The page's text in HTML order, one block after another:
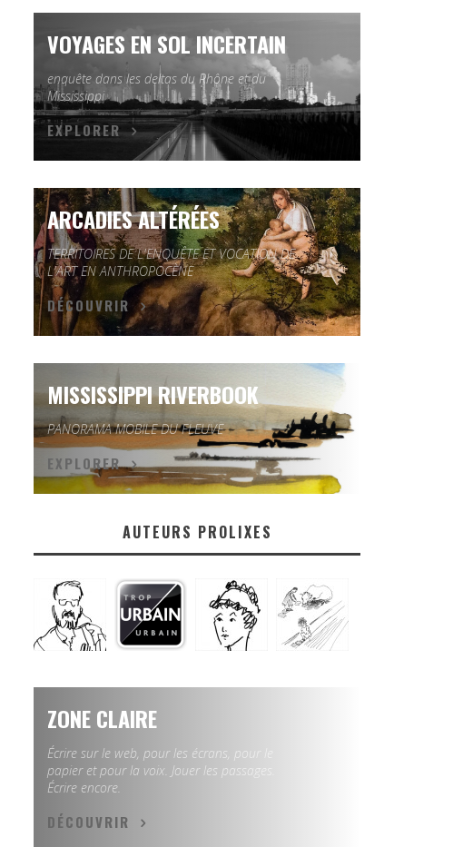
VOYAGES EN SOL INCERTAIN
enquête dans les deltas du Rhône et du
Mississippi
EXPLORER
ARCADIES ALTÉRÉES
TERRITOIRES DE L'ENQUÊTE ET VOCATION DE
L'ART EN ANTHROPOCÈNE
DÉCOUVRIR
MISSISSIPPI RIVERBOOK
PANORAMA MOBILE DU FLEUVE
EXPLORER
AUTEURS PROLIXES
ZONE CLAIRE
Écrire sur le web, pour les écrans, pour le
papier et pour la voix. Jouer les passages.
Écrire encore.
DÉCOUVRIR